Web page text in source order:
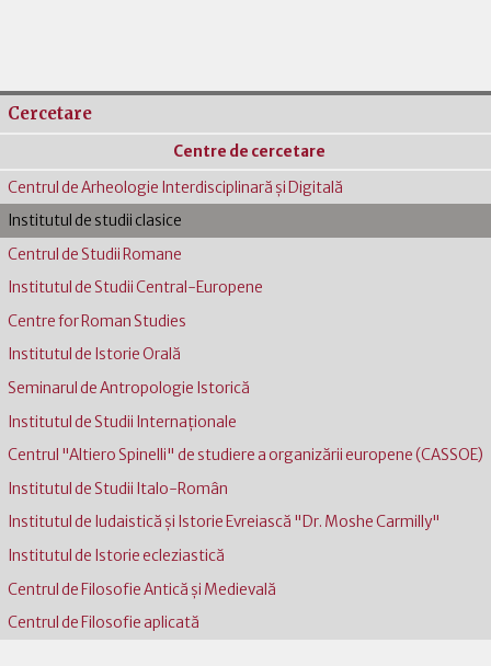
Cercetare
Centre de cercetare
Centrul de Arheologie Interdisciplinară şi Digitală
Institutul de studii clasice
Centrul de Studii Romane
Institutul de Studii Central-Europene
Centre for Roman Studies
Institutul de Istorie Orală
Seminarul de Antropologie Istorică
Institutul de Studii Internaţionale
Centrul "Altiero Spinelli" de studiere a organizării europene (CASSOE)
Institutul de Studii Italo-Român
Institutul de Iudaistică şi Istorie Evreiască "Dr. Moshe Carmilly"
Institutul de Istorie ecleziastică
Centrul de Filosofie Antică şi Medievală
Centrul de Filosofie aplicată